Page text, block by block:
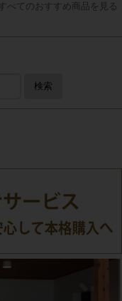
すべてのおすすめ商品を見る
検索